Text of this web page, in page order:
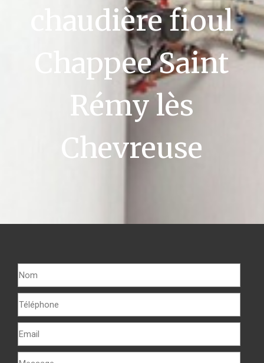
chaudière fioul
Chappee Saint
Rémy lès
Chevreuse